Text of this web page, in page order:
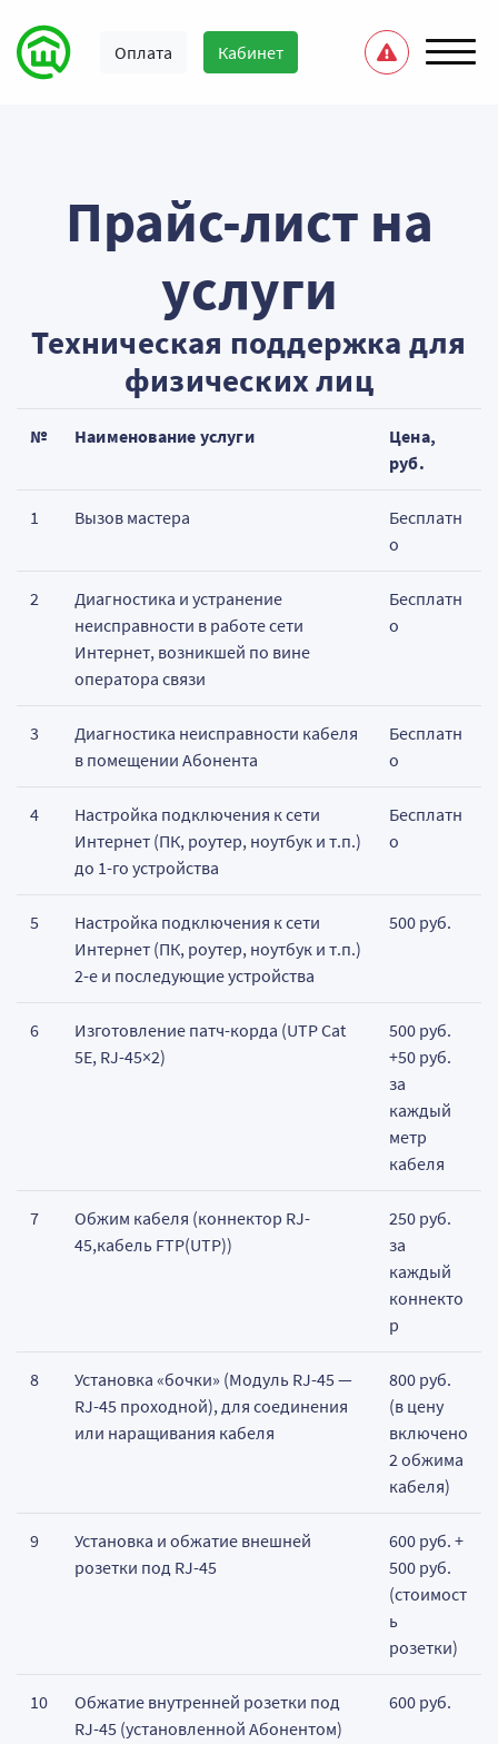
Оплата Кабинет
Прайс-лист на
услуги
Техническая поддержка для
физических лиц
№ Наименование услуги
Цена,
руб.
1 Вызов мастера
Бесплатн
о
2
Диагностика и устранение
неисправности в работе сети
Интернет, возникшей по вине
оператора связи
Бесплатн
о
3
Диагностика неисправности кабеля
в помещении Абонента
Бесплатн
о
4
Настройка подключения к сети
Интернет (ПК, роутер, ноутбук и т.п.)
до 1-го устройства
Бесплатн
о
5
Настройка подключения к сети
Интернет (ПК, роутер, ноутбук и т.п.)
2-е и последующие устройства
500 руб.
6
Изготовление патч-корда (UTP Cat
5E, RJ-45×2)
500 руб.
+50 руб.
за
каждый
метр
кабеля
7
Обжим кабеля (коннектор RJ-
45,кабель FTP(UTP))
250 руб.
за
каждый
коннекто
р
8
Установка «бочки» (Модуль RJ-45 —
RJ-45 проходной), для соединения
или наращивания кабеля
800 руб.
(в цену
включено
2 обжима
кабеля)
9
Установка и обжатие внешней
розетки под RJ-45
600 руб. +
500 руб.
(стоимост
ь
розетки)
10
Обжатие внутренней розетки под
RJ-45 (установленной Абонентом)
600 руб.